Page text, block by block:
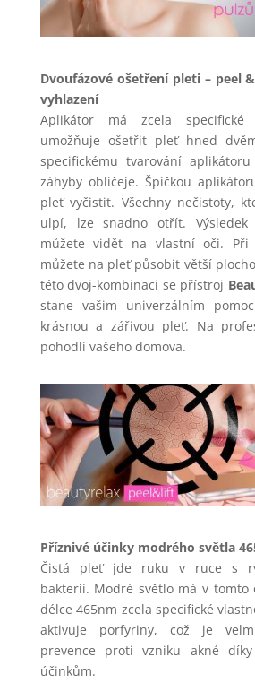
Dvoufázové ošetření pleti – peel
vyhlazení
Aplikátor má zcela specifické
umožňuje ošetřit pleť hned
specifickému tvarování
záhyby obličeje. Špičkou
pleť vyčistit. Všechny nečistoty,
ulpí, lze snadno otřít.
můžete vidět na vlastní oči. Při
můžete na pleť působit větší
této dvoj-kombinaci se přístroj
stane vašim univerzálním
krásnou a zářivou pleť. Na
pohodlí vašeho domova.
Příznivé účinky modrého světla
Čistá pleť jde ruku v ruce s
bakterií. Modré světlo má v tomto
délce 465nm zcela specifické
aktivuje porfyriny, což je
prevence proti vzniku akné
účinkům.